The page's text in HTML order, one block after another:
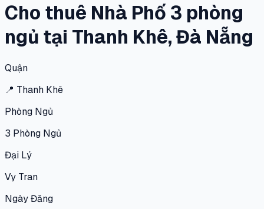
Cho thuê Nhà Phố 3 phòng
ngủ tại Thanh Khê, Đà Nẵng
Quận
📍 Thanh Khê
Phòng Ngủ
3 Phòng Ngủ
Đại Lý
Vy Tran
Ngày Đăng